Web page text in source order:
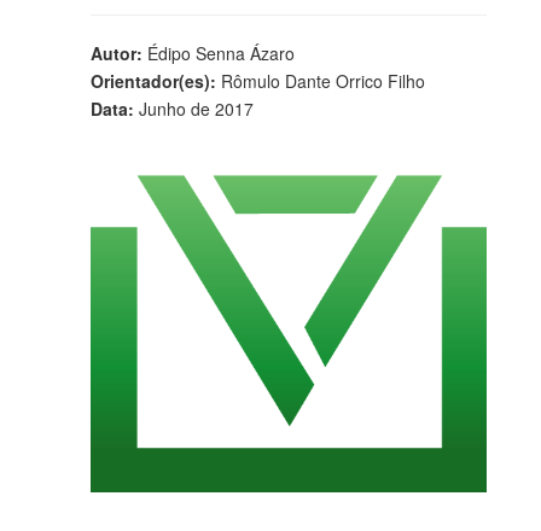
Autor: Édipo Senna Ázaro
Orientador(es): Rômulo Dante Orrico Filho
Data: Junho de 2017